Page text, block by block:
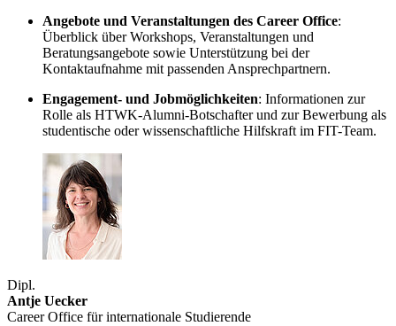
Angebote und Veranstaltungen des Career Office:
Überblick über Workshops, Veranstaltungen und
Beratungsangebote sowie Unterstützung bei der
Kontaktaufnahme mit passenden Ansprechpartnern.
Engagement- und Jobmöglichkeiten: Informationen zur
Rolle als HTWK-Alumni-Botschafter und zur Bewerbung als
studentische oder wissenschaftliche Hilfskraft im FIT-Team.
Dipl.
Antje Uecker
Career Office für internationale Studierende